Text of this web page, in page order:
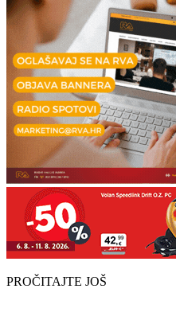
PROČITAJTE JOŠ